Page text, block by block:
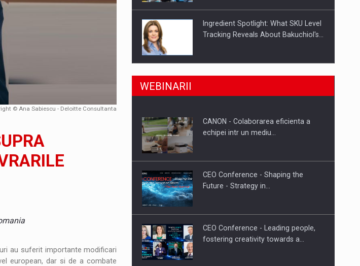
IN ROMANIA
– peste 500 de participanti
de transport paletizat din Romania, preiau compania intr-o tranzactie de peste 25…
GT
© Ana Sabiescu - Deloitte Consultanta
au suferit importante modificari
european, dar si de a combate
Ingredient Spotlight: What SKU Level
Tracking Reveals About Bakuchiol's…
Producatorii si comerciantii care nu
Proteinmaxxing and the Future of
WEBINARII
CANON - Colaborarea eficienta a
echipei intr un mediu…
CEO Conference - Shaping the
Future - Strategy in…
CEO Conference - Leading people,
fostering creativity towards a…